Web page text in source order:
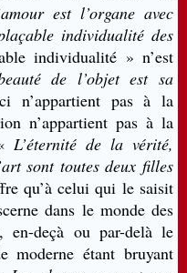
est l’organe avec
individualité des
individualité » n’est
de l’objet est sa
n’appartient pas à la
n’appartient pas à la
L’éternité de la vérité,
sont toutes deux filles
qu’à celui qui le saisit
dans le monde des
en-deçà ou par-delà le
moderne étant bruyant